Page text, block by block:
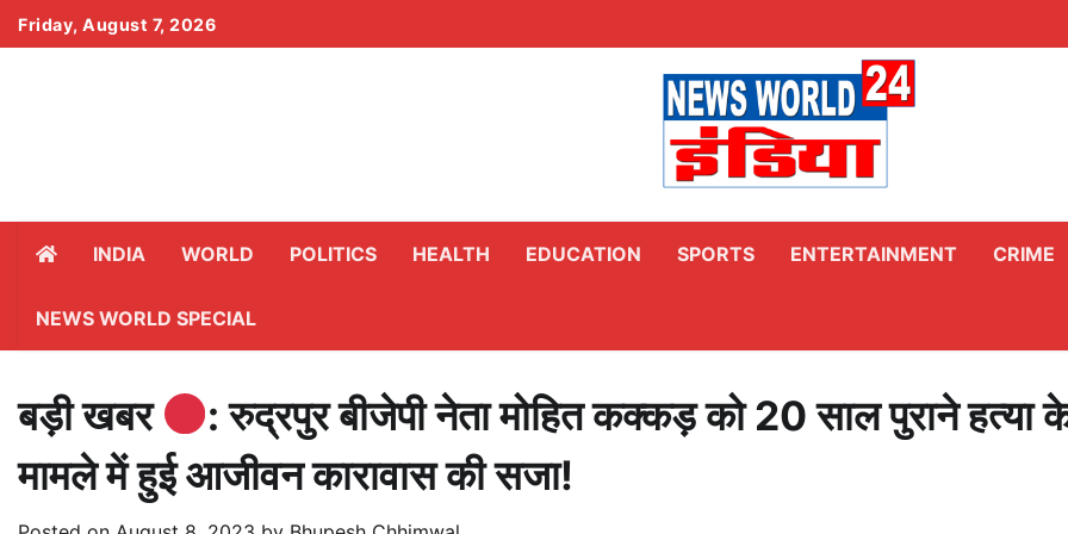
Skip
to
Friday, August 7, 2026
INDIA WORLD POLITICS HEALTH EDUCATION SPORTS ENTERTAINMENT CRIME
NEWS WORLD SPECIAL
बड़ी खबर
: रुद्रपुर बीजेपी नेता मोहित कक्कड़ को 20 साल पुराने हत्या
मामले में हुई आजीवन कारावास की सजा!